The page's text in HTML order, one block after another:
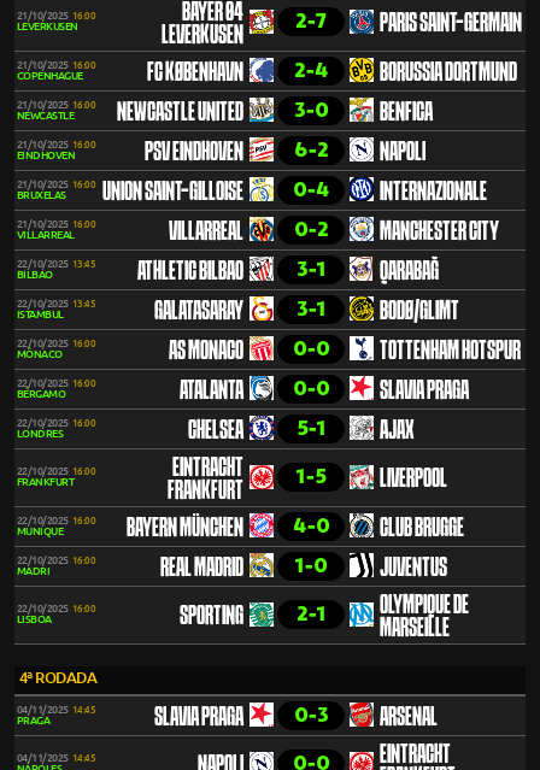
21/10/2025 16:00
LEVERKUSEN
BAYER 04
LEVERKUSEN
2-7 PARIS SAINT-GERMAIN
21/10/2025 16:00
COPENHAGUE FC KØBENHAVN 2-4 BORUSSIA DORTMUND
21/10/2025 16:00
NEWCASTLE NEWCASTLE UNITED 3-0 BENFICA
21/10/2025 16:00
EINDHOVEN PSV EINDHOVEN 6-2 NAPOLI
21/10/2025 16:00
BRUXELAS UNION SAINT-GILLOISE 0-4 INTERNAZIONALE
21/10/2025 16:00
VILLARREAL VILLARREAL 0-2 MANCHESTER CITY
22/10/2025 13:45
BILBAO ATHLETIC BILBAO 3-1 QARABAĞ
22/10/2025 13:45
ISTAMBUL GALATASARAY 3-1 BODØ/GLIMT
22/10/2025 16:00
MÔNACO AS MONACO 0-0 TOTTENHAM HOTSPUR
22/10/2025 16:00
BÉRGAMO ATALANTA 0-0 SLAVIA PRAGA
22/10/2025 16:00
LONDRES CHELSEA 5-1 AJAX
22/10/2025 16:00
FRANKFURT
EINTRACHT
FRANKFURT
1-5 LIVERPOOL
22/10/2025 16:00
MUNIQUE BAYERN MÜNCHEN 4-0 CLUB BRUGGE
22/10/2025 16:00
MADRI REAL MADRID 1-0 JUVENTUS
22/10/2025 16:00
LISBOA SPORTING 2-1
OLYMPIQUE DE
MARSEILLE
4ª RODADA
04/11/2025 14:45
PRAGA SLAVIA PRAGA 0-3 ARSENAL
04/11/2025 14:45 0-0
EINTRACHT